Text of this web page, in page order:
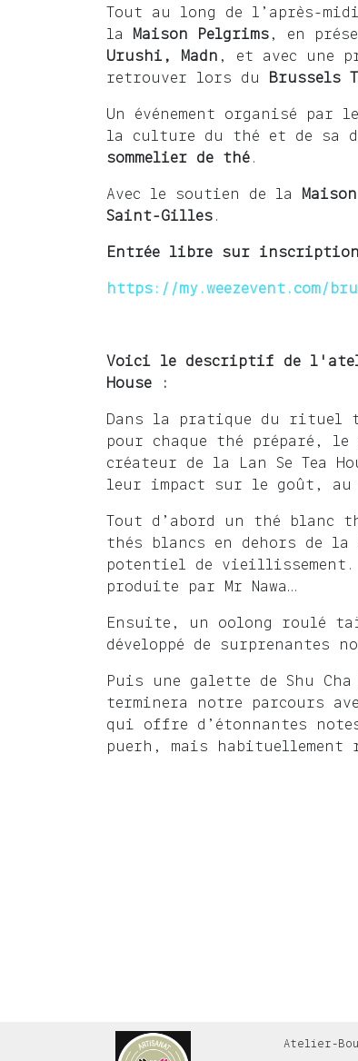
Tout au long de l’après-
la Maison Pelgrims , en
Urushi, Madn , et avec une
retrouver lors du Brussels
Un événement organisé par le
la culture du thé et de sa
sommelier de thé .
Avec le soutien de la
Saint-Gilles .
Entrée libre sur
https://my.weezevent.com/
Voici le descriptif de
House :
Dans la pratique du rituel
pour chaque thé préparé,
créateur de la Lan Se Tea
leur impact sur le goût, au
Tout d’abord un thé
thés blancs en dehors de
potentiel de
produite par Mr Nawa…
Ensuite, un oolong roulé
développé de surprenantes
Puis une galette de Shu
terminera notre parcours
qui offre d’étonnantes
puerh, mais habituellement
Atelier-